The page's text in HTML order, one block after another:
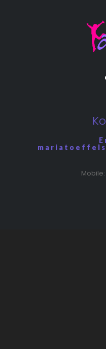
Mobile: